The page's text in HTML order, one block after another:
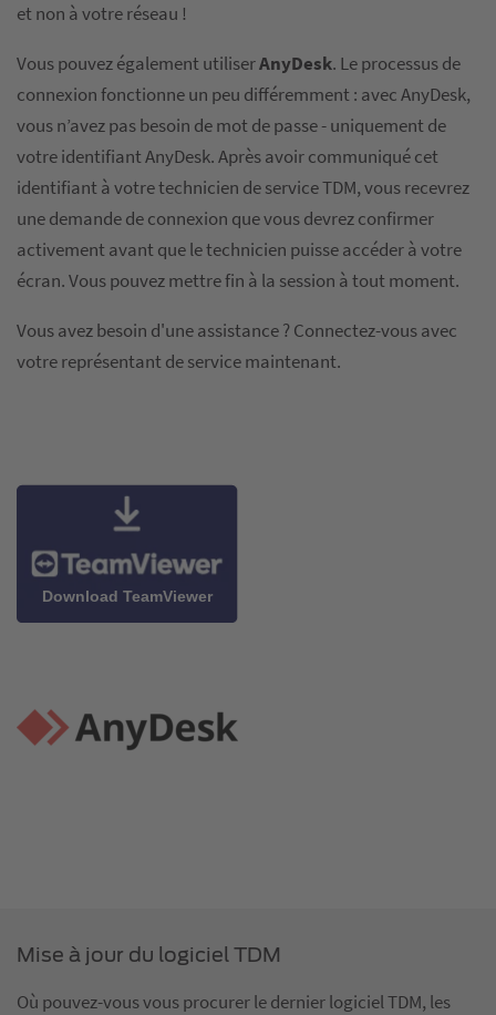
et non à votre réseau !
Vous pouvez également utiliserAnyDesk. Le processus de
connexion fonctionne un peu différemment : avec AnyDesk,
vous n’avez pas besoin de mot de passe - uniquement de
votre identifiant AnyDesk. Après avoir communiqué cet
identifiant à votre technicien de service TDM, vous recevrez
une demande de connexion que vous devrez confirmer
activement avant que le technicien puisse accéder à votre
écran. Vous pouvez mettre fin à la session à tout moment.
Vous avez besoin d'une assistance ? Connectez-vous avec
votre représentant de service maintenant.
Download TeamViewer
Mise à jour du logiciel TDM
Où pouvez-vous vous procurer le dernier logiciel TDM, les